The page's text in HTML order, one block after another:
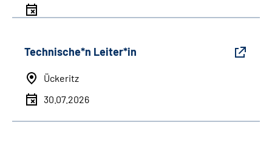
Technische*n Leiter*in
Ückeritz
30.07.2026